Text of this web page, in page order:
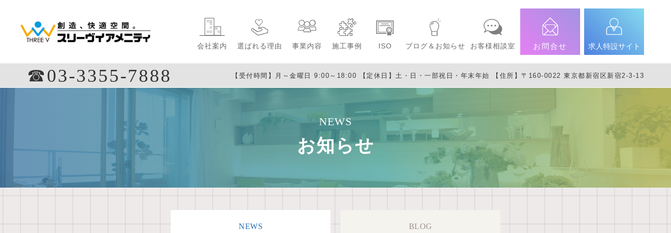
会社案内 選ばれる理由 事業内容 施工事例 ISO ブログ＆お知らせ お客様相談室 お問合せ 求人特設サイト
☎︎03-3355-7888 【受付時間】月～金曜日 9:00～18:00 【定休日】土・日・一部祝日・年末年始 【住所】〒160-0022 東京都新宿区新宿2-3-13
NEWS
お知らせ
NEWS BLOG